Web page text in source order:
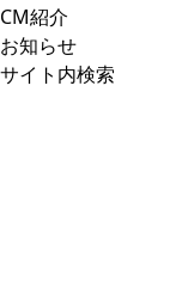
CM紹介
お知らせ
サイト内検索